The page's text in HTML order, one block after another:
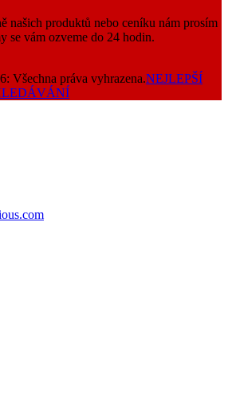
našich produktů nebo ceníku nám prosím
se vám ozveme do 24 hodin.
Všechna práva vyhrazena.NEJLEPŠÍ